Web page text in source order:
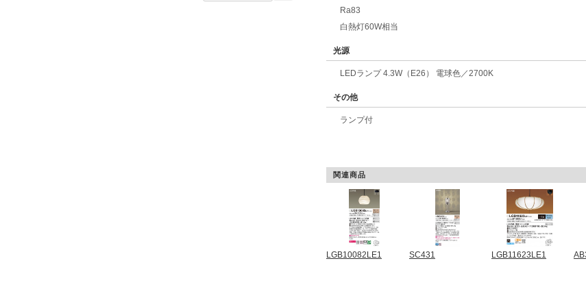
Ra83
白熱灯60W相当
光源
LEDランプ 4.3W（E26） 電球色／2700K
その他
ランプ付
関連商品
LGB10082LE1 SC431 LGB11623LE1